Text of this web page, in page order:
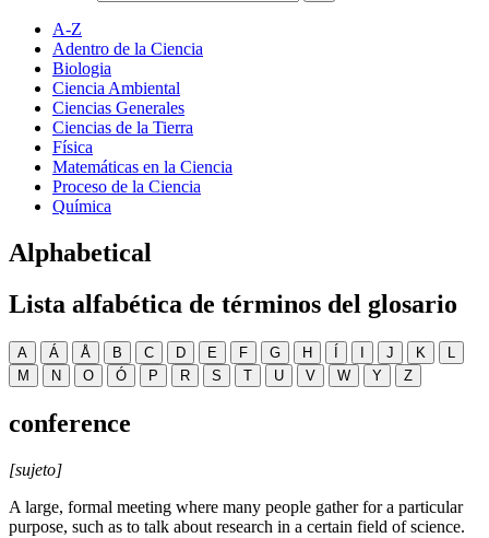
A-Z
Adentro de la Ciencia
Biologia
Ciencia Ambiental
Ciencias Generales
Ciencias de la Tierra
Física
Matemáticas en la Ciencia
Proceso de la Ciencia
Química
Alphabetical
Lista alfabética de términos del glosario
A Á Å B C D E F G H Í I J K
L
M
N O Ó P R S T U V W Y Z
conference
[sujeto]
A large, formal meeting where many people gather for a particular
purpose, such as to talk about research in a certain field of science.